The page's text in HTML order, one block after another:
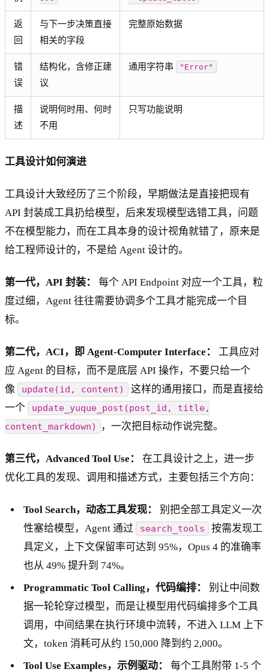
返
回
与下一步决策直接
相关的字段
完整原始数据
错
误
结构化，含修正建
议
通用字符串 "Error"
描
述
说明何时用、何时
不用
只写功能说明
工具设计如何演进
工具设计大致经历了三个阶段，早期做法是直接把现有
API 封装成工具扔给模型，后来发现模型选错工具，问题
不在模型能力，而在工具本身的设计视角就错了，原来是
给工程师设计的，不是给 Agent 设计的。
第一代，API 封装：
每个 API Endpoint 对应一个工具，粒
度过细，Agent 往往需要协调多个工具才能完成一个目
标。
第二代，ACI，即 Agent-Computer Interface：
工具应对
应 Agent 的目标，而不是底层 API 操作，不要只给一个
像
update(id, content)
这样的通用接口，而是直接给
一个
update_yuque_post(post_id, title,
content_markdown)
，一次把目标动作说完整。
第三代，Advanced Tool Use：
在工具设计之上，进一步
优化工具的发现、调用和描述方式，主要包括三个方向：
Tool Search，动态工具发现：
别把全部工具定义一次
性塞给模型，Agent 通过
search_tools
按需发现工
具定义，上下文保留率可达到 95%，Opus 4 的准确率
也从 49% 提升到 74%。
Programmatic Tool Calling，代码编排：
别让中间数
据一轮轮穿过模型，而是让模型用代码编排多个工具
调用，中间结果在执行环境中流转，不进入 LLM 上下
文，token 消耗可从约 150,000 降到约 2,000。
Tool Use Examples，示例驱动：
每个工具附带 1-5 个